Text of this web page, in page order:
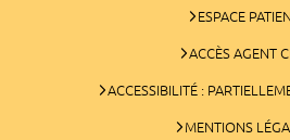
ESPACE
ACCÈS AGENT
ACCESSIBILITÉ :
MENTIONS